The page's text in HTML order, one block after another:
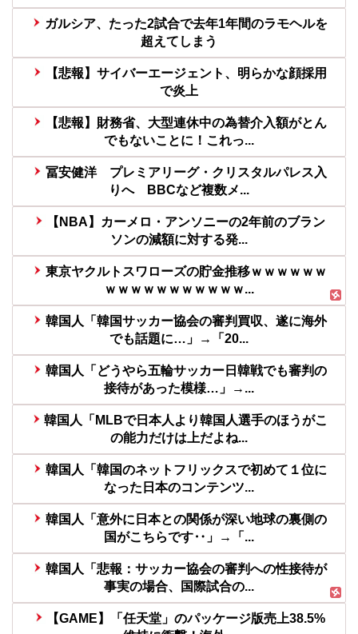
ガルシア、たった2試合で去年1年間のラモヘルを
超えてしまう
【悲報】サイバーエージェント、明らかな顔採用
で炎上
【悲報】財務省、大型連休中の為替介入額がとん
でもないことに！これっ...
冨安健洋 プレミアリーグ・クリスタルパレス入
りへ BBCなど複数メ...
【NBA】カーメロ・アンソニーの2年前のブラン
ソンの減額に対する発...
東京ヤクルトスワローズの貯金推移ｗｗｗｗｗｗ
ｗｗｗｗｗｗｗｗｗｗｗ...
韓国人「韓国サッカー協会の審判買収、遂に海外
でも話題に…」→「20...
韓国人「どうやら五輪サッカー日韓戦でも審判の
接待があった模様…」→...
韓国人「MLBで日本人より韓国人選手のほうがこ
の能力だけは上だよね...
韓国人「韓国のネットフリックスで初めて１位に
なった日本のコンテンツ...
韓国人「意外に日本との関係が深い地球の裏側の
国がこちらです‥」→「...
韓国人「悲報：サッカー協会の審判への性接待が
事実の場合、国際試合の...
【GAME】「任天堂」のパッケージ版売上38.5%